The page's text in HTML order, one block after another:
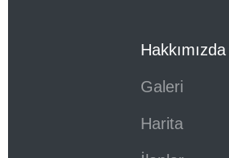
Hakkımızda
Galeri
Harita